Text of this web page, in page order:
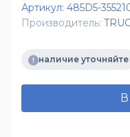
Артикул: 485D5-
Производитель:
наличие уточняйте